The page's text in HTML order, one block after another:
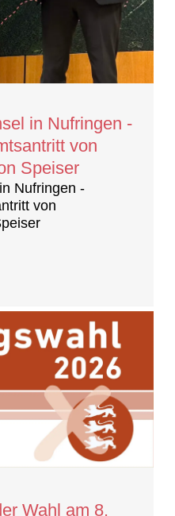
in Nufringen -
von
Speiser
Nufringen -
von
Wahl am 8.